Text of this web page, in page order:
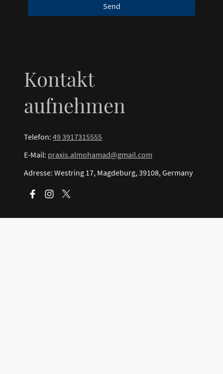
Send
Kontakt
aufnehmen
Telefon: 49 3917315555
E-Mail: praxis.almohamad@gmail.com
Adresse: Westring 17, Magdeburg, 39108, Germany